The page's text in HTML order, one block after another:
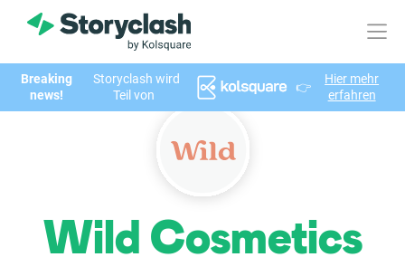
Produkt
KI-unterstützte Influencer Suche
Breaking
news!
Storyclash wird
Teil von
👉
Hier mehr
erfahren
Wild Cosmetics